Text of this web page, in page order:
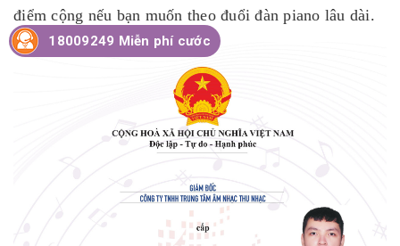
điểm cộng nếu bạn muốn theo đuổi đàn piano lâu dài.
18009249 Miễn phí cước